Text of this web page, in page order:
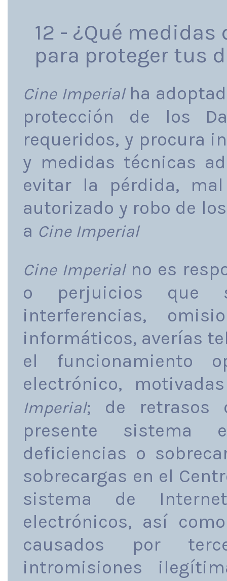
12 - ¿Qué
para proteger tus
Cine Imperialha
protección de los
requeridos, y procura
y medidas técnicas
evitar la pérdida,
autorizado y robo de
a Cine Imperial
Cine Imperialno es
o perjuicios que
interferencias,
informáticos, averías
el funcionamiento
electrónico,
Imperial; de retrasos
presente sistema
deficiencias o
sobrecargas en el
sistema de
electrónicos, así
causados por
intromisiones